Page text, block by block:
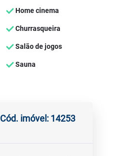
Home cinema
Churrasqueira
Salão de jogos
Sauna
Cód. imóvel: 14253